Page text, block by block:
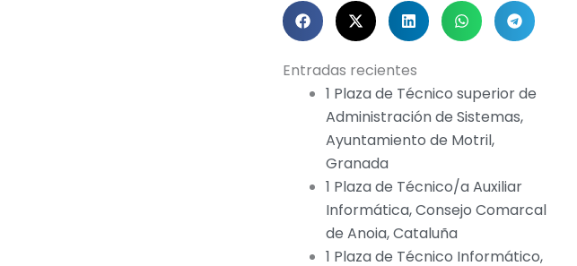
Entradas recientes
1 Plaza de Técnico superior de
Administración de Sistemas,
Ayuntamiento de Motril,
Granada
1 Plaza de Técnico/a Auxiliar
Informática, Consejo Comarcal
de Anoia, Cataluña
1 Plaza de Técnico Informático,